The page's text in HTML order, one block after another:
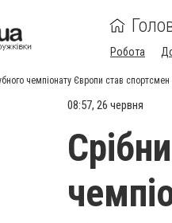
Робота
чемпіонату Європи став
08:57, 26 червня